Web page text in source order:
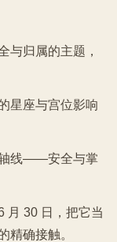
与归属的主题，
星座与宫位影响
线——安全与掌
月 30 日，把它当
精确接触。